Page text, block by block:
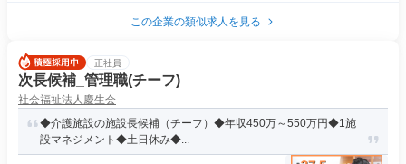
この企業の類似求人を見る
正社員
次長候補_管理職(チーフ)
社会福祉法人慶生会
◆介護施設の施設長候補（チーフ）◆年収450万～550万円◆1施
設マネジメント◆土日休み◆...